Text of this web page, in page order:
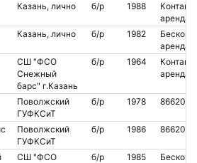
Казань, лично б/р 1988
Контакт.
аренда
Казань, лично б/р 1982
Бесконт.
аренда
СШ "ФСО
Снежный
барс" г.Казань
б/р 1964
Контакт.
аренда
Поволжский
ГУФКСиТ
б/р 1978 8662044
Поволжский
ГУФКСиТ
б/р 1986 8662045
СШ "ФСО
б/р 1985
Бесконт.